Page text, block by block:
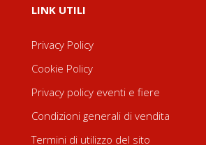
LINK UTILI
Privacy Policy
Cookie Policy
Privacy policy eventi e fiere
Condizioni generali di vendita
Termini di utilizzo del sito